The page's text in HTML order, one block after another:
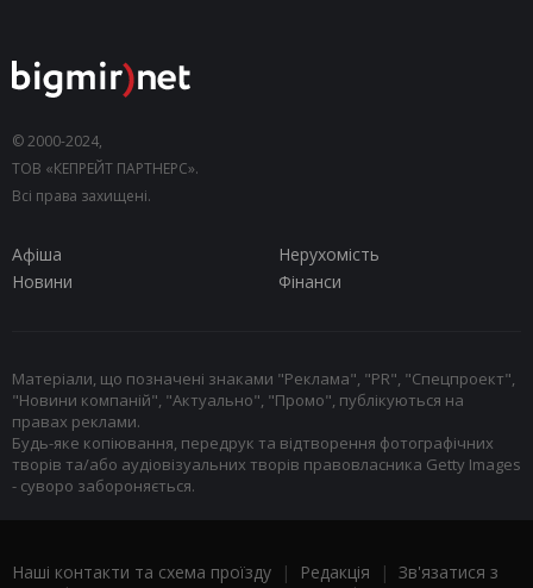
© 2000-2024,
ТОВ «КЕПРЕЙТ ПАРТНЕРС».
Всі права захищені.
Афіша
Нерухомість
Новини
Фінанси
Матеріали, що позначені знаками "Реклама", "PR", "Спецпроект",
"Новини компаній", "Актуально", "Промо", публікуються на
правах реклами.
Будь-яке копіювання, передрук та відтворення фотографічних
творів та/або аудіовізуальних творів правовласника Getty Images
- суворо забороняється.
Наші контакти та схема проїзду | Редакція | Зв'язатися з